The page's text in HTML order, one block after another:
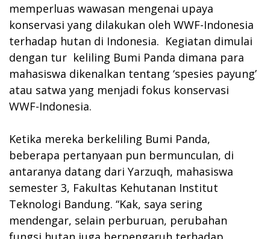
memperluas wawasan mengenai upaya
konservasi yang dilakukan oleh WWF-Indonesia
terhadap hutan di Indonesia. Kegiatan dimulai
dengan tur keliling Bumi Panda dimana para
mahasiswa dikenalkan tentang ‘spesies payung’
atau satwa yang menjadi fokus konservasi
WWF-Indonesia.
Ketika mereka berkeliling Bumi Panda,
beberapa pertanyaan pun bermunculan, di
antaranya datang dari Yarzuqh, mahasiswa
semester 3, Fakultas Kehutanan Institut
Teknologi Bandung. “Kak, saya sering
mendengar, selain perburuan, perubahan